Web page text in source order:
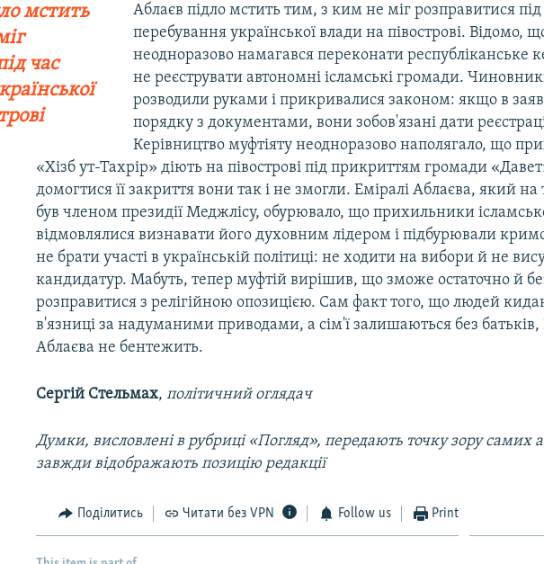
мстить
час
Аблаєв підло мстить тим, з ким не міг розправитися під
перебування української влади на півострові. Відомо,
неодноразово намагався переконати республіканське
не реєструвати автономні ісламські громади.
розводили руками і прикривалися законом: якщо в
порядку з документами, вони зобов'язані дати
Керівництво муфтіяту неодноразово наполягало, що
«Хізб ут-Тахрір» діють на півострові під прикриттям громади
домогтися її закриття вони так і не змогли. Еміралі Аблаєва, який
був членом президії Меджлісу, обурювало, що прихильники
відмовлялися визнавати його духовним лідером і підбурювали
не брати участі в українській політиці: не ходити на вибори й не
кандидатур. Мабуть, тепер муфтій вирішив, що зможе остаточно й
розправитися з релігійною опозицією. Сам факт того, що людей
в'язниці за надуманими приводами, а сім'ї залишаються без батьків,
Аблаєва не бентежить.
Сергій Стельмах,політичний оглядач
Думки, висловлені в рубриці «Погляд», передають точку зору самих
завжди відображають позицію редакції
Поділитись Читати без VPN Follow us Print